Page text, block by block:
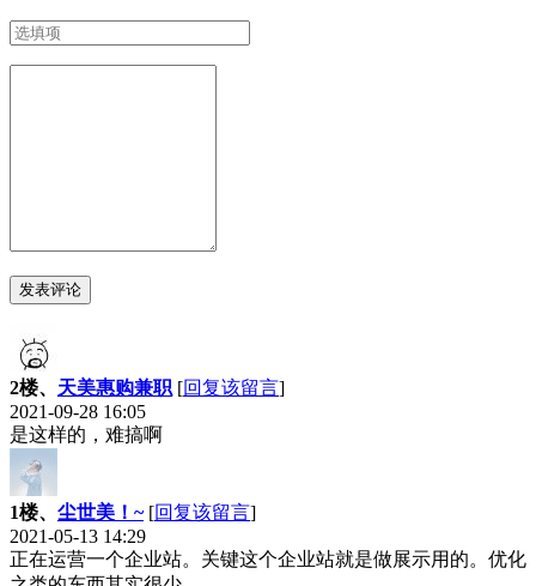
2楼、 天美惠购兼职 [回复该留言]
2021-09-28 16:05
是这样的，难搞啊
1楼、 尘世美！~ [回复该留言]
2021-05-13 14:29
正在运营一个企业站。关键这个企业站就是做展示用的。优化